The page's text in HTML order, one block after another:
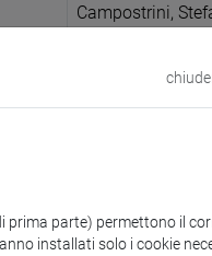
Campostrini,
SIS 2024, Short
64349-1)
DOI -
prima parte) permettono il
installati solo i cookie